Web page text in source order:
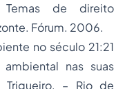
Temas de direito
Fórum. 2006.
no século 21:21
nas suas
Trigueiro. – Rio de